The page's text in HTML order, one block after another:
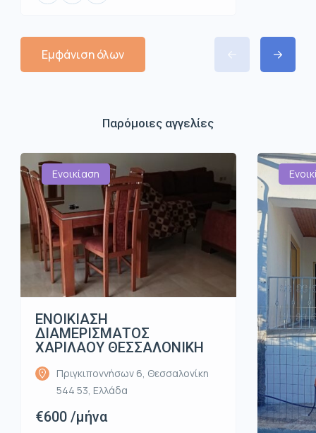
Εμφάνιση όλων
Παρόμοιες αγγελίες
Ενοικίαση
ΕΝΟΙΚΙΑΣΗ
ΔΙΑΜΕΡΙΣΜΑΤΟΣ
ΧΑΡΙΛΑΟΥ ΘΕΣΣΑΛΟΝΙΚΗ
Πριγκιποννήσων 6, Θεσσαλονίκη
544 53, Ελλάδα
€600 /μήνα